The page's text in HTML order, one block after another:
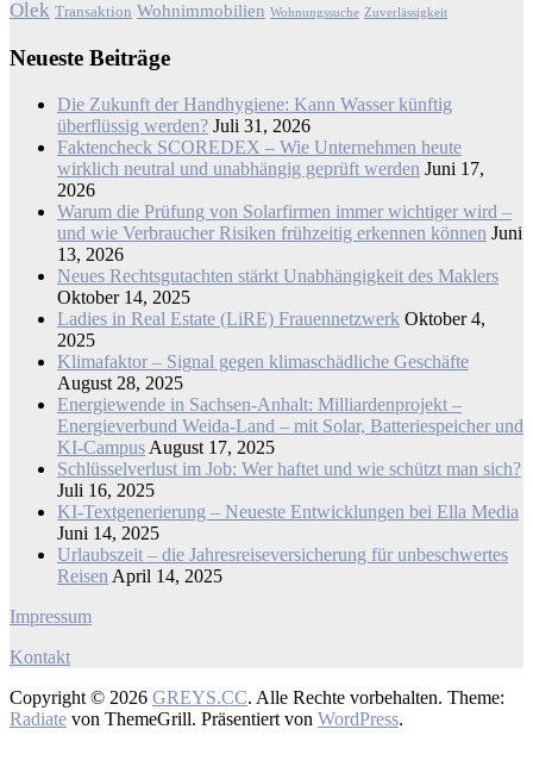
Olek Transaktion Wohnimmobilien Wohnungssuche Zuverlässigkeit
Neueste Beiträge
Die Zukunft der Handhygiene: Kann Wasser künftig
überflüssig werden? Juli 31, 2026
Faktencheck SCOREDEX – Wie Unternehmen heute
wirklich neutral und unabhängig geprüft werden Juni 17,
2026
Warum die Prüfung von Solarfirmen immer wichtiger wird –
und wie Verbraucher Risiken frühzeitig erkennen können Juni
13, 2026
Neues Rechtsgutachten stärkt Unabhängigkeit des Maklers
Oktober 14, 2025
Ladies in Real Estate (LiRE) Frauennetzwerk Oktober 4,
2025
Klimafaktor – Signal gegen klimaschädliche Geschäfte
August 28, 2025
Energiewende in Sachsen-Anhalt: Milliardenprojekt –
Energieverbund Weida-Land – mit Solar, Batteriespeicher und
KI-Campus August 17, 2025
Schlüsselverlust im Job: Wer haftet und wie schützt man sich?
Juli 16, 2025
KI-Textgenerierung – Neueste Entwicklungen bei Ella Media
Juni 14, 2025
Urlaubszeit – die Jahresreiseversicherung für unbeschwertes
Reisen April 14, 2025
Impressum
Kontakt
Copyright © 2026 GREYS.CC. Alle Rechte vorbehalten. Theme:
Radiate von ThemeGrill. Präsentiert von WordPress.